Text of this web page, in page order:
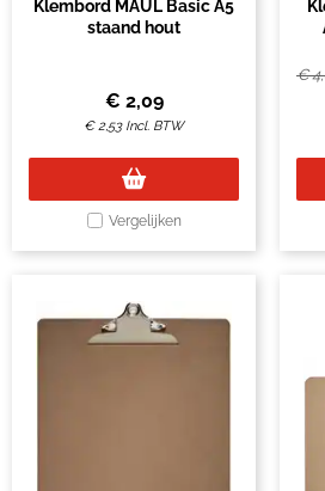
Klembord MAUL Basic A5
staand hout
€ 2,09
€2,53 Incl. BTW
Vergelijken
€